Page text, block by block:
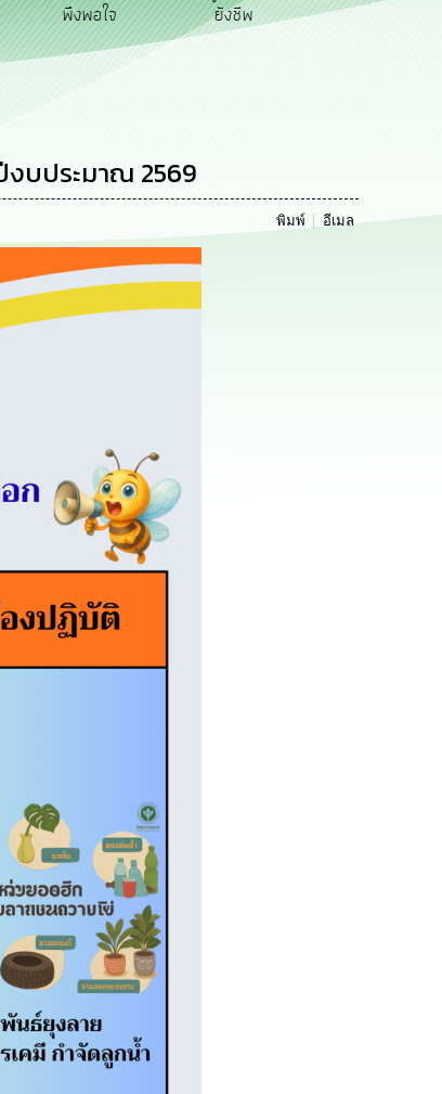
พึงพอใจ
ยังชีพ
ท้องถิ่น
งบประมาณ 2569
พิมพ์ อีเมล